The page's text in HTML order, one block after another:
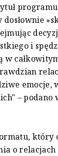
i
w
emocje,
– podano
który
o relacjach